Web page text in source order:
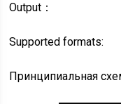
Output：
Supported formats:
Принципиальная